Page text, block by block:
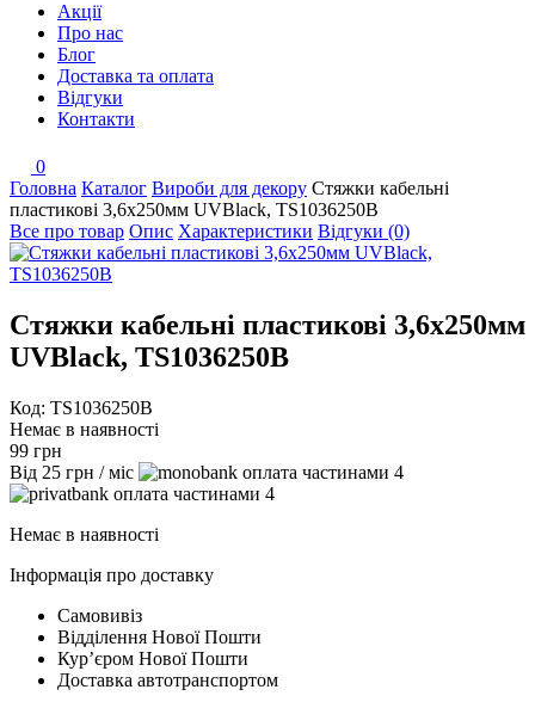
Акції
Про нас
Блог
Доставка та оплата
Відгуки
Контакти
0
Головна Каталог Вироби для декору Стяжки кабельні
пластикові 3,6х250мм UVBlack, TS1036250B
Все про товар Опис Характеристики Відгуки (0)
Стяжки кабельні пластикові 3,6х250мм
UVBlack, TS1036250B
Код: TS1036250B
Немає в наявності
99 грн
Від 25 грн / міс
4
4
Немає в наявності
Інформація про доставку
Самовивіз
Відділення Нової Пошти
Курʼєром Нової Пошти
Доставка автотранспортом